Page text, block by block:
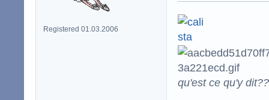
Registered 01.03.2006
qu'est ce qu'y